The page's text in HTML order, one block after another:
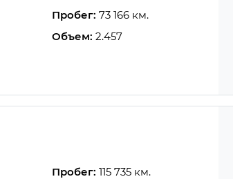
Пробег: 73 166 км.
Объем: 2.457
Пробег: 115 735 км.